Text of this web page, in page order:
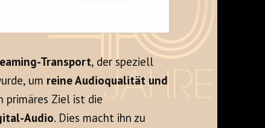
Transport, der speziell
um reine Audioqualität und
primäres Ziel ist die
Audio. Dies macht ihn zu